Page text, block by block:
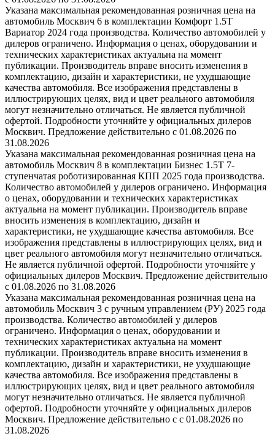
Указана максимальная рекомендованная розничная цена на
автомобиль Москвич 6 в комплектации Комфорт 1.5T
Вариатор 2024 года производства. Количество автомобилей у
дилеров ограничено. Информация о ценах, оборудовании и
технических характеристиках актуальна на момент
публикации. Производитель вправе вносить изменения в
комплектацию, дизайн и характеристики, не ухудшающие
качества автомобиля. Все изображения представлены в
иллюстрирующих целях, вид и цвет реального автомобиля
могут незначительно отличаться. Не является публичной
офертой. Подробности уточняйте у официальных дилеров
Москвич. Предложение действительно с 01.08.2026 по
31.08.2026
Указана максимальная рекомендованная розничная цена на
автомобиль Москвич 8 в комплектации Бизнес 1.5T 7-
ступенчатая роботизированная КПП 2025 года производства.
Количество автомобилей у дилеров ограничено. Информация
о ценах, оборудовании и технических характеристиках
актуальна на момент публикации. Производитель вправе
вносить изменения в комплектацию, дизайн и
характеристики, не ухудшающие качества автомобиля. Все
изображения представлены в иллюстрирующих целях, вид и
цвет реального автомобиля могут незначительно отличаться.
Не является публичной офертой. Подробности уточняйте у
официальных дилеров Москвич. Предложение действительно
с 01.08.2026 по 31.08.2026
Указана максимальная рекомендованная розничная цена на
автомобиль Москвич 3 с ручным управлением (РУ) 2025 года
производства. Количество автомобилей у дилеров
ограничено. Информация о ценах, оборудовании и
технических характеристиках актуальна на момент
публикации. Производитель вправе вносить изменения в
комплектацию, дизайн и характеристики, не ухудшающие
качества автомобиля. Все изображения представлены в
иллюстрирующих целях, вид и цвет реального автомобиля
могут незначительно отличаться. Не является публичной
офертой. Подробности уточняйте у официальных дилеров
Москвич. Предложение действительно с с 01.08.2026 по
31.08.2026